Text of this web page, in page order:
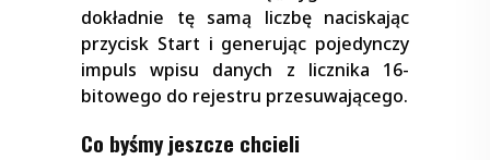
dokładnie tę samą liczbę naciskając
przycisk Start i generując pojedynczy
impuls wpisu danych z licznika 16-
bitowego do rejestru przesuwającego.
Co byśmy jeszcze chcieli